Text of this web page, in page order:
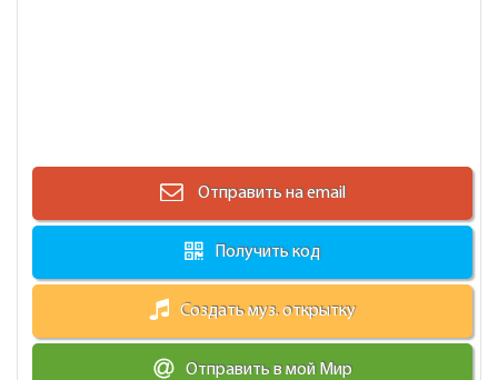
Отправить на email
Получить код
Создать муз. открытку
Отправить в мой Мир